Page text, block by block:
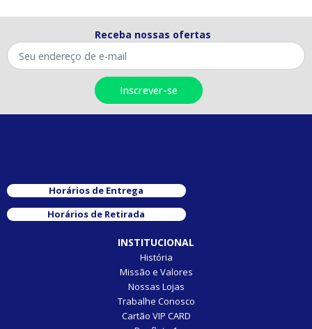
Receba nossas ofertas
Horários de Entrega
Horários de Retirada
INSTITUCIONAL
História
Missão e Valores
Nossas Lojas
Trabalhe Conosco
Cartão VIP CARD